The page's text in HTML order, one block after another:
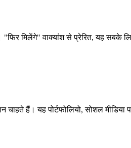
"फिर मिलेंगे" वाक्यांश से प्रेरित, यह
हैं। यह पोर्टफोलियो, सोशल मीडिया